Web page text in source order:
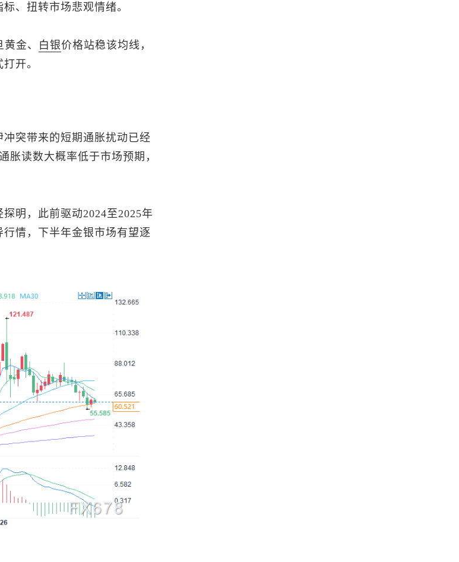
、扭转市场悲观情绪。
金、 白银价格站稳该均线，
开。
突带来的短期通胀扰动已经
胀读数大概率低于市场预期，
明，此前驱动2024至2025年
情，下半年金银市场有望逐